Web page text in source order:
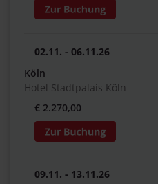
02.11. - 06.11.26
Köln
Hotel Stadtpalais Köln
€ 2.270,00
09.11. - 13.11.26